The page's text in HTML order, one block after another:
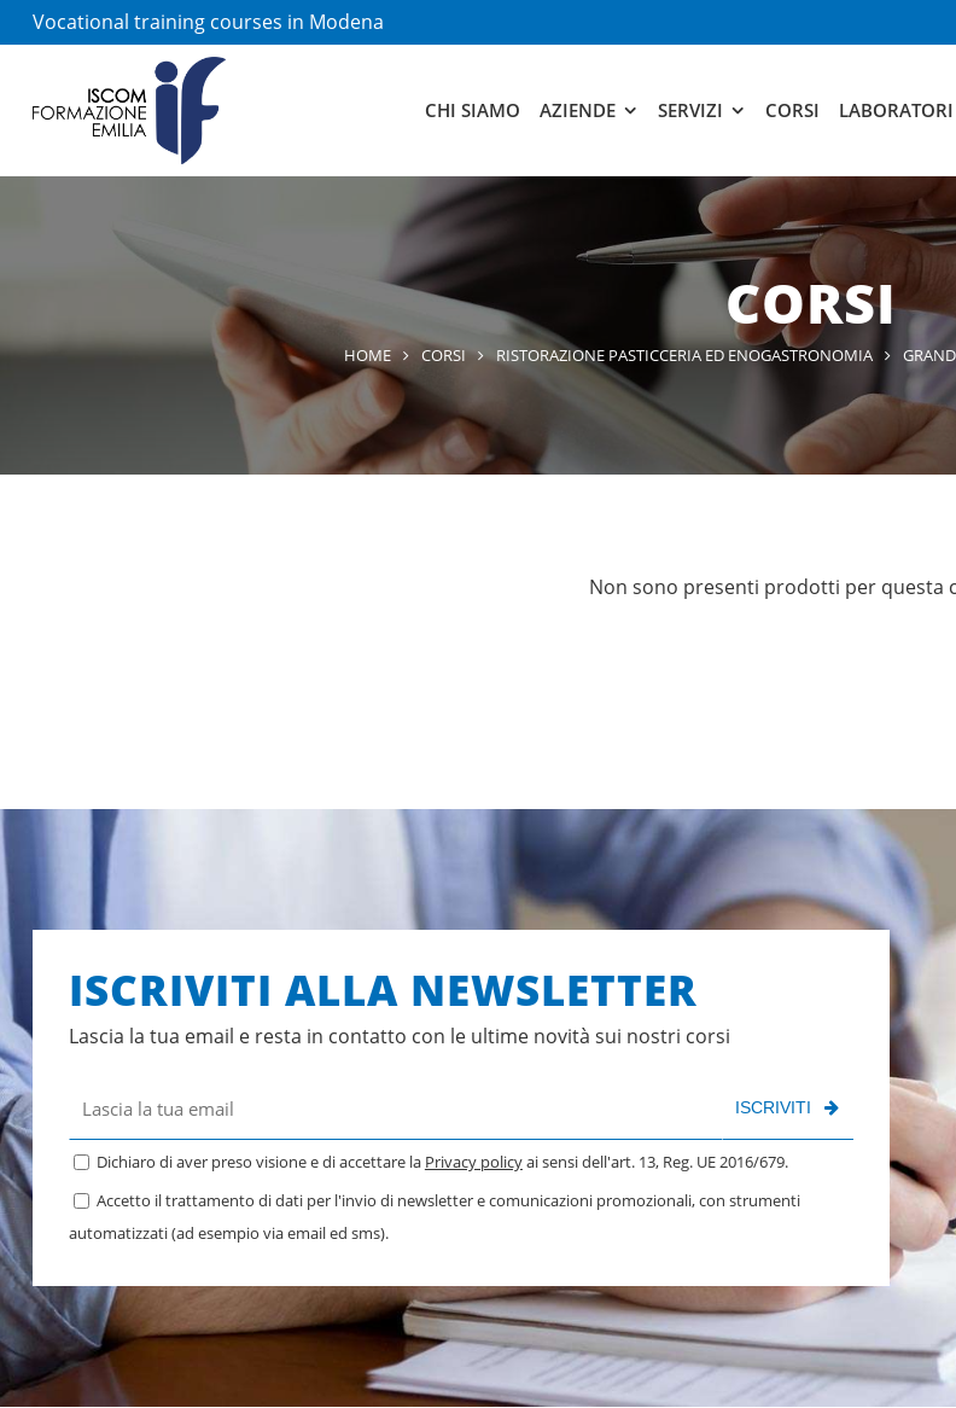
Vocational training courses in Modena
CHI SIAMO AZIENDE SERVIZI CORSI LABORATORI
CORSI
HOME CORSI RISTORAZIONE PASTICCERIA ED ENOGASTRONOMIA
Non sono presenti prodotti per questa
ISCRIVITI ALLA NEWSLETTER
Lascia la tua email e resta in contatto con le ultime novità sui nostri corsi
ISCRIVITI
Dichiaro di aver preso visione e di accettare la Privacy policyai sensi dell'art. 13, Reg. UE 2016/679.
Accetto il trattamento di dati per l'invio di newsletter e comunicazioni promozionali, con strumenti
automatizzati (ad esempio via email ed sms).